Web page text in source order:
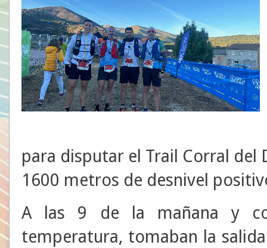
para disputar el Trail Corral del
1600 metros de desnivel
A las 9 de la mañana y
temperatura, tomaban la